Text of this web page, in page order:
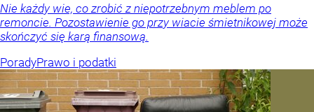
Nie każdy wie, co zrobić z niepotrzebnym meblem po
remoncie. Pozostawienie go przy wiacie śmietnikowej może
skończyć się karą finansową.
PoradyPrawo i podatki